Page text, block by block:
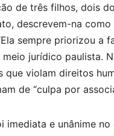
de três filhos, dois
descrevem-na
sempre priorizou a
jurídico paulista.
que violam direitos
de “culpa por
imediata e unânime